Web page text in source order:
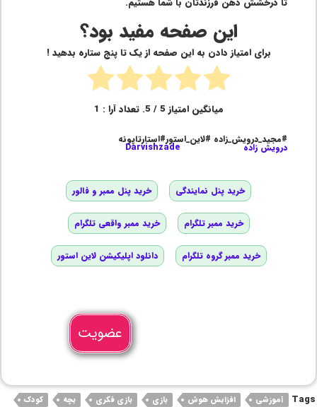
این صفحه مفید بود؟
برای امتیاز دادن به این صفحه از یک تا پنج ستاره بدهید !
میانگین امتیاز 5/ 5. تعداد آرا : 1
#مجید_درویش_زاده #لاین_استور#استارتاپونه
درویش زاده Darvishzade
خرید پنل نمایندگی خرید پنل ممبر و فالور
خرید ممبر تلگرام خرید ممبر واقعی تلگرام
خرید ممبر گروه تلگرام دانلود اپلیکیشن لاین استور
عضویت
Tags آموزشی افزایش هوش بازی بازی فکری بچه
کودک